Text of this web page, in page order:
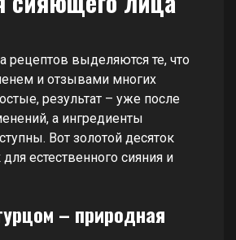
рецептов выделяются те, что
и отзывами многих
результат – уже после
а ингредиенты
Вот золотой десяток
естественного сияния и
– природная